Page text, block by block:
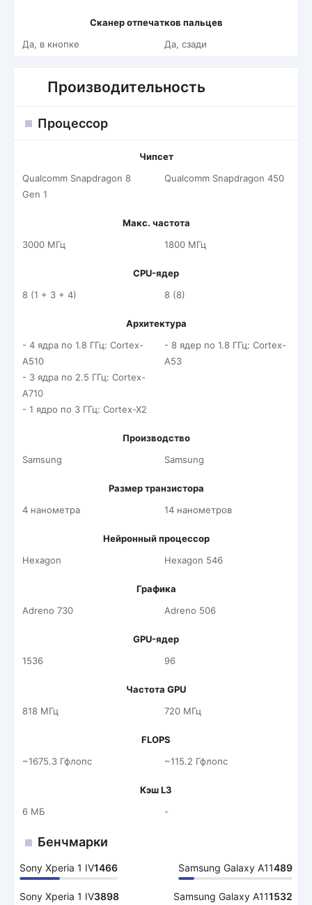
Сканер отпечатков пальцев
Да, в кнопке
Да, сзади
Производительность
Процессор
Чипсет
Qualcomm Snapdragon 8
Gen 1
Qualcomm Snapdragon 450
Макс. частота
3000 МГц
1800 МГц
CPU-ядер
8 (1 + 3 + 4)
8 (8)
Архитектура
- 4 ядра по 1.8 ГГц: Cortex-
A510
- 3 ядра по 2.5 ГГц: Cortex-
A710
- 1 ядро по 3 ГГц: Cortex-X2
- 8 ядер по 1.8 ГГц: Cortex-
A53
Производство
Samsung
Samsung
Размер транзистора
4 нанометра
14 нанометров
Нейронный процессор
Hexagon
Hexagon 546
Графика
Adreno 730
Adreno 506
GPU-ядер
1536
96
Частота GPU
818 МГц
720 МГц
FLOPS
~1675.3 Гфлопс
~115.2 Гфлопс
Кэш L3
6 МБ
-
Бенчмарки
Sony Xperia 1 IV1466 Samsung Galaxy A11489
Sony Xperia 1 IV3898 Samsung Galaxy A111532